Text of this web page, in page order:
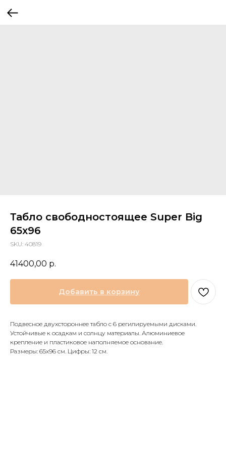
Табло свободностоящее Super Big
65x96
SKU: 40819
41400,00 р.
Добавить в корзину
Подвесное двухстороннее табло с 6 регилируемыми дисками.
Устойчивые к осадкам и солнцу материалы. Алюминиевое
крепление и пластиковое наполняемое основание.
Размеры: 65х96 см. Цифры: 12 см.